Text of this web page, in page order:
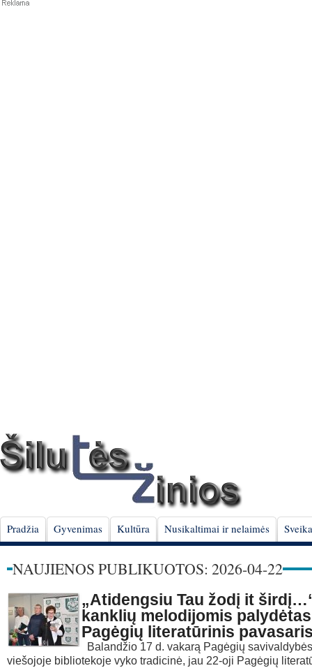
Pradžia Gyvenimas Kultūra Nusikaltimai ir nelaimės
NAUJIENOS PUBLIKUOTOS: 2026-04-22
„Atidengsiu Tau žodį it
kanklių melodijomis
Pagėgių literatūrinis
Balandžio 17 d. vakarą Pagėgių
viešojoje bibliotekoje vyko tradicinė, jau 22-oji Pagėgių